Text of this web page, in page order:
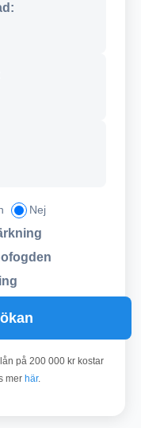
Nej
på 200 000 kr kostar
mer här.